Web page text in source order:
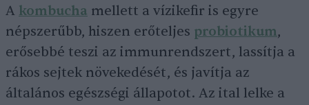
A kombucha mellett a vízikefir is egyre
népszerűbb, hiszen erőteljes probiotikum,
erősebbé teszi az immunrendszert, lassítja a
rákos sejtek növekedését, és javítja az
általános egészségi állapotot. Az ital lelke a